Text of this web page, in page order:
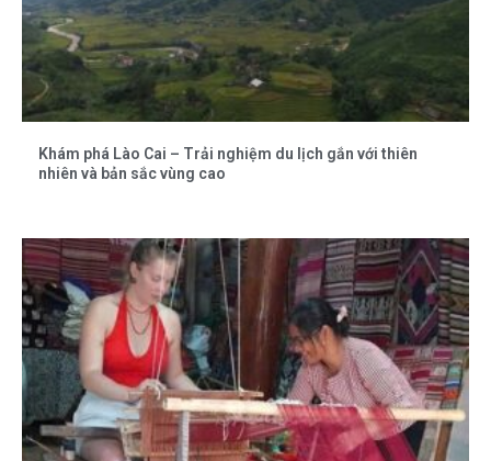
Khám phá Lào Cai – Trải nghiệm du lịch gắn với thiên
nhiên và bản sắc vùng cao